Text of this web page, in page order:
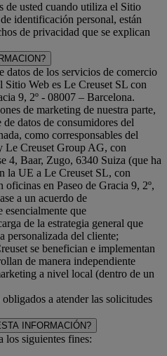
de usted cuando utiliza el Sitio
identificación personal, están
de privacidad que se explican
datos de los servicios de comercio
Sitio Web es Le Creuset SL con
9, 2º - 08007 – Barcelona.
de marketing de nuestra parte,
de datos de consumidores del
como corresponsables del
Le Creuset Group AG, con
4, Baar, Zugo, 6340 Suiza (que ha
la UE a Le Creuset SL, con
en Paseo de Gracia 9, 2º,
a un acuerdo de
esencialmente que
de la estrategia general que
personalizada del cliente;
se benefician e implementan
de manera independiente
a nivel local (dentro de un
a atender las solicitudes
INFORMACIÓN?
los siguientes fines: